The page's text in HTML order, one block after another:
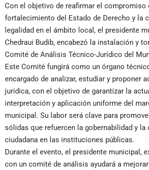
Con el objetivo de reafirmar el compromiso
fortalecimiento del Estado de Derecho y la
legalidad en el ámbito local, el presidente
Chedraui Budib, encabezó la instalación y
Comité de Análisis Técnico-Jurídico del
Este Comité fungirá como un órgano
encargado de analizar, estudiar y proponer
jurídica, con el objetivo de garantizar la
interpretación y aplicación uniforme del
municipal. Su labor será clave para
sólidas que refuercen la gobernabilidad y la
ciudadana en las instituciones públicas.
Durante el evento, el presidente municipal,
con un comité de análisis ayudará a